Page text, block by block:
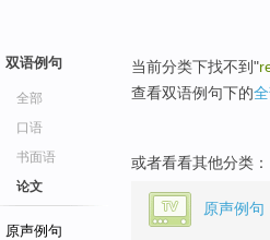
双语例句
全部
口语
书面语
论文
原声例句
当前分类下找不到"
查看双语例句下的
或者看看其他分类：
原声例句